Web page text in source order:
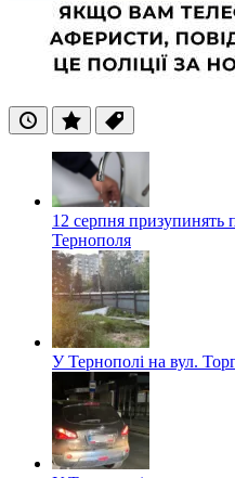
ОстанніПопулярні
Теги
12 серпня призупинять
Тернополя
У Тернополі на вул.